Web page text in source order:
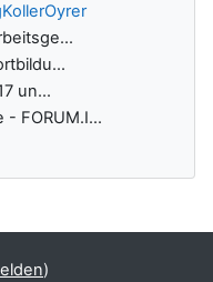
un...
- FORUM.I...
)